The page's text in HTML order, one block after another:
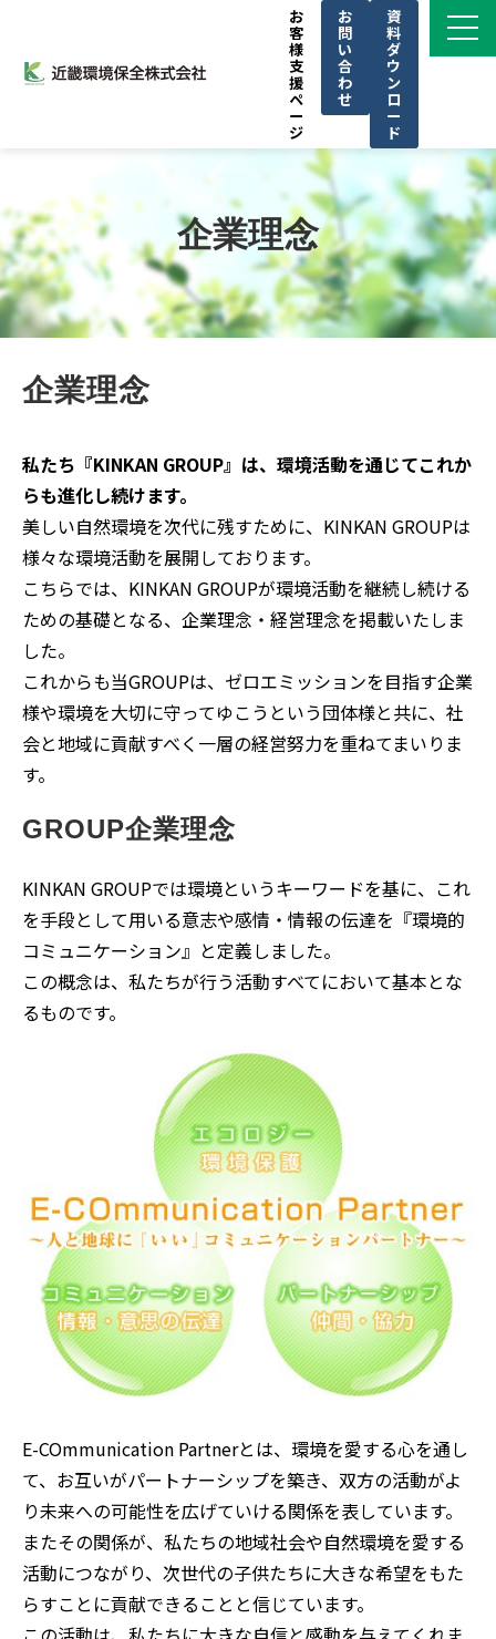
お
客
様
支
援
ペ
ー
ジ
お
問
い
合
わ
せ
資
料
ダ
ウ
ン
ロ
ー
ド
私たちの強み
導入事例
ブログ
お知らせ
企業理念
企業理念
私たち『KINKAN GROUP』は、環境活動を通じてこれか
らも進化し続けます。
美しい自然環境を次代に残すために、KINKAN GROUPは
様々な環境活動を展開しております。
こちらでは、KINKAN GROUPが環境活動を継続し続ける
ための基礎となる、企業理念・経営理念を掲載いたしま
した。
これからも当GROUPは、ゼロエミッションを目指す企業
様や環境を大切に守ってゆこうという団体様と共に、社
会と地域に貢献すべく一層の経営努力を重ねてまいりま
す。
GROUP企業理念
KINKAN GROUPでは環境というキーワードを基に、これ
を手段として用いる意志や感情・情報の伝達を『環境的
コミュニケーション』と定義しました。
この概念は、私たちが行う活動すべてにおいて基本とな
るものです。
E-COmmunication Partnerとは、環境を愛する心を通し
て、お互いがパートナーシップを築き、双方の活動がよ
り未来への可能性を広げていける関係を表しています。
またその関係が、私たちの地域社会や自然環境を愛する
活動につながり、次世代の子供たちに大きな希望をもた
らすことに貢献できることと信じています。